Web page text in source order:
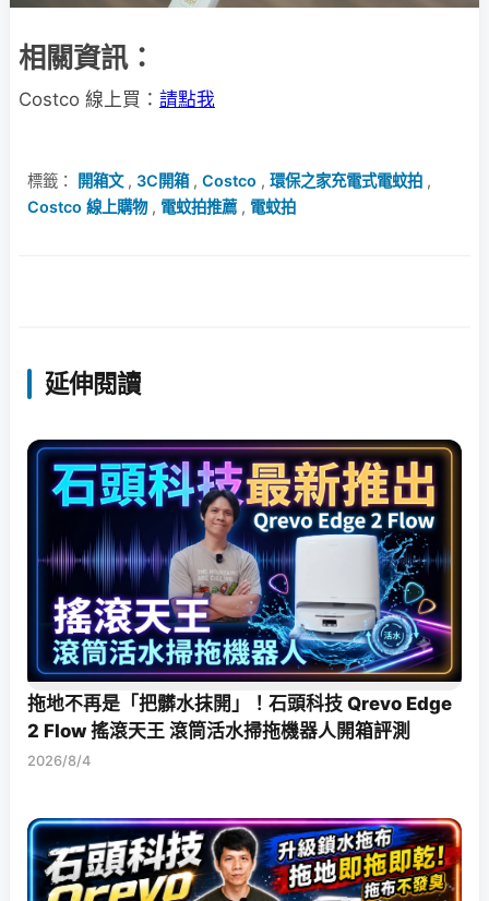
相關資訊：
Costco 線上買： 請點我
標籤： 開箱文, 3C開箱, Costco , 環保之家充電式電蚊拍 ,
Costco 線上購物, 電蚊拍推薦, 電蚊拍
延伸閱讀
拖地不再是「把髒水抹開」！石頭科技 Qrevo Edge
2 Flow 搖滾天王 滾筒活水掃拖機器人開箱評測
2026/8/4